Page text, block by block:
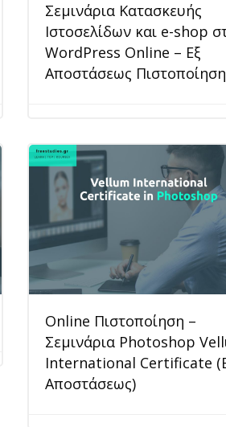
Σεμινάρια Κατασκευής
Ιστοσελίδων και e-shop
WordPress Online – Εξ
Αποστάσεως Πιστοποίηση
Online Πιστοποίηση –
Σεμινάρια Photoshop
International Certificate
Αποστάσεως)